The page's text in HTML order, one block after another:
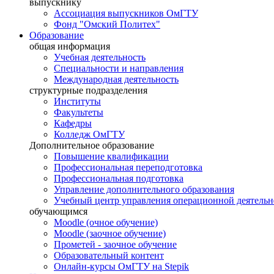
выпускнику
Ассоциация выпускников ОмГТУ
Фонд "Омский Политех"
Образование
общая информация
Учебная деятельность
Специальности и направления
Международная деятельность
структурные подразделения
Институты
Факультеты
Кафедры
Колледж ОмГТУ
Дополнительное образование
Повышение квалификации
Профессиональная переподготовка
Профессиональная подготовка
Управление дополнительного образования
Учебный центр управления операционной
обучающимся
Moodle (очное обучение)
Moodle (заочное обучение)
Прометей - заочное обучение
Образовательный контент
Онлайн-курсы ОмГТУ на Stepik